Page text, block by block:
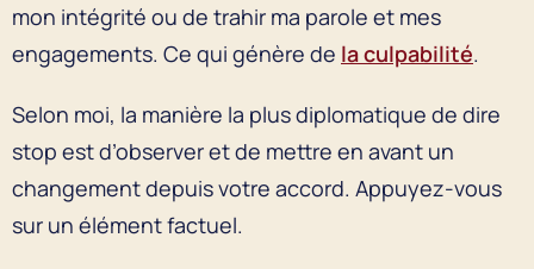
mon intégrité ou de trahir ma parole et mes
engagements. Ce qui génère de la culpabilité.
Selon moi, la manière la plus diplomatique de dire
stop est d’observer et de mettre en avant un
changement depuis votre accord. Appuyez-vous
sur un élément factuel.